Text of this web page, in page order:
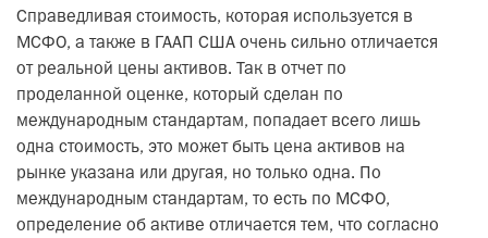
Справедливая стоимость, которая используется в
МСФО, а также в ГААП США очень сильно отличается
от реальной цены активов. Так в отчет по
проделанной оценке, который сделан по
международным стандартам, попадает всего лишь
одна стоимость, это может быть цена активов на
рынке указана или другая, но только одна. По
международным стандартам, то есть по МСФО,
определение об активе отличается тем, что согласно